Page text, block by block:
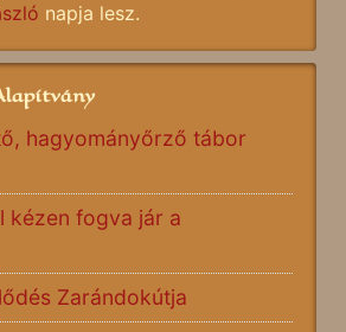
napja lesz.
hagyományőrző tábor
kézen fogva jár a
Zarándokútja